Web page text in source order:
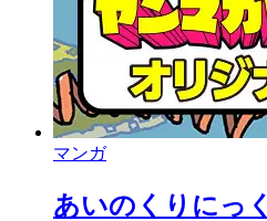
マンガ
あいのくりにっく